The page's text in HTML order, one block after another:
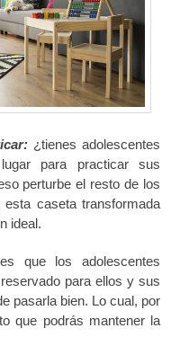
¿tienes adolescentes
para practicar sus
perturbe el resto de los
caseta transformada
ideal.
que los adolescentes
para ellos y sus
pasarla bien. Lo cual, por
que podrás mantener la